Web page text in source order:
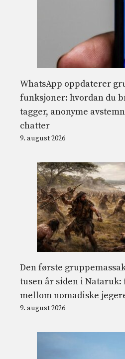
WhatsApp oppdaterer
funksjoner: hvordan du
tagger, anonyme
chatter
9. august 2026
Den første
tusen år siden i
mellom nomadiske
9. august 2026